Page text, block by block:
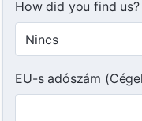
How did you find us?
EU-s adószám